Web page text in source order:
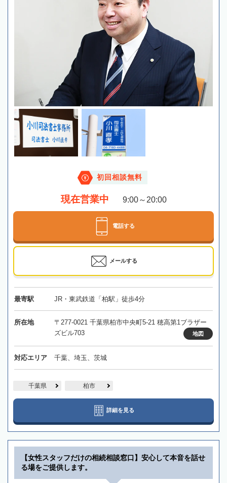
初回相談無料
現在営業中 9:00～20:00
電話する
メールする
最寄駅 JR・東武鉄道「柏駅」徒歩4分
所在地
〒277-0021 千葉県柏市中央町5-21 穂高第1ブラザー
ズビル703
地図
対応エリア 千葉、埼玉、茨城
千葉県 柏市
詳細を見る
【女性スタッフだけの相続相談窓口】安心して本音を話せ
る場をご提供します。